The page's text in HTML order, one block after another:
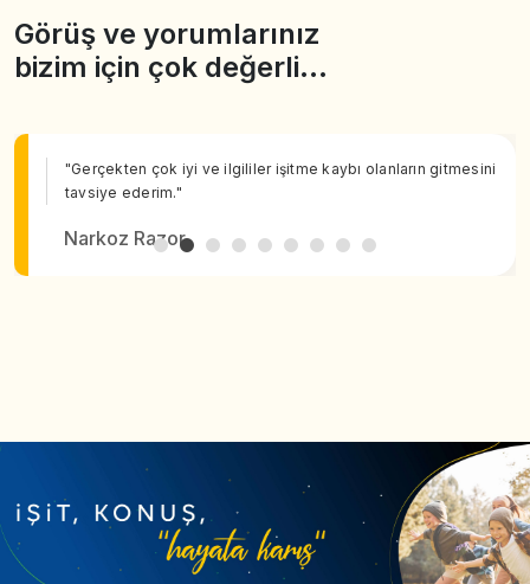
Görüş ve yorumlarınız
bizim için çok değerli…
"Gerçekten çok iyi ve ilgililer işitme kaybı olanların gitmesini
tavsiye ederim."
Narkoz Razor